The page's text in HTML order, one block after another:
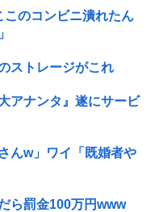
のコンビニ潰れたん
ストレージがこれ
アナンタ』遂にサービ
んw」ワイ「既婚者や
ら罰金100万円www